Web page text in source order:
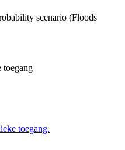
scenario (Floods
toegang
toegang.